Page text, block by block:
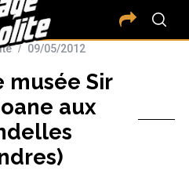
09/05/2012
musée Sir
aux